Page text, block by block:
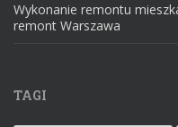
Wykonanie remontu
remont Warszawa
TAGI